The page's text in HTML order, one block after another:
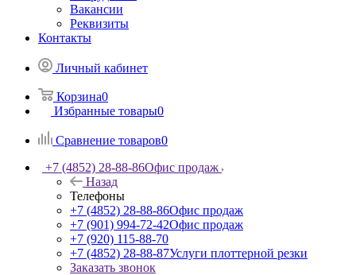
Вакансии
Реквизиты
Контакты
Личный кабинет
Корзина0
Избранные товары0
Сравнение товаров0
+7 (4852) 28-88-86Офис продаж
Назад
Телефоны
+7 (4852) 28-88-86Офис продаж
+7 (901) 994-72-42Офис продаж
+7 (920) 115-88-70
+7 (4852) 28-88-87Услуги плоттерной резки
Заказать звонок